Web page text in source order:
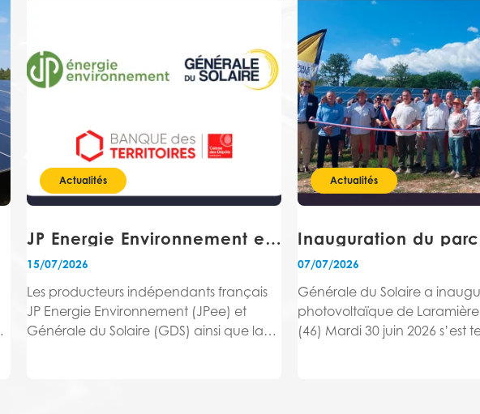
Actualités
JP Energie Environnement et Générale du Solaire, avec la Banque des Territoires, initient un projet de rapprochement en vue de créer un leader du marché européen des énergies renouvelables
15/07/2026
Les producteurs indépendants français
JP Energie Environnement (JPee) et
Générale du Solaire (GDS) ainsi que la
Actualités
07/07/2026
Générale du Solaire a
photovoltaïque de
(46) Mardi 30 juin 2026 s’est